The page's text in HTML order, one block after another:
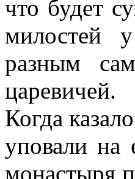
что будет
милостей
разным
царевичей.
Когда
уповали на
монастыря